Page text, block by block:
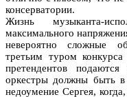
консерватории.
Жизнь музыканта-
максимального
невероятно сложные
третьим туром
претендентов
оркестры должны быть
недоумение Сергея,